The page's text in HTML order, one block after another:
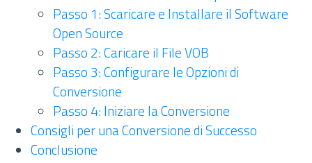
Passo 1: Scaricare e Installare il Software
Open Source
Passo 2: Caricare il File VOB
Passo 3: Configurare le Opzioni di
Conversione
Passo 4: Iniziare la Conversione
Consigli per una Conversione di Successo
Conclusione